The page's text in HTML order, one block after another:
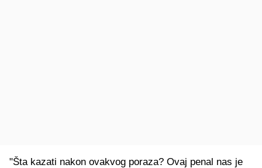
"Šta kazati nakon ovakvog poraza? Ovaj penal nas je